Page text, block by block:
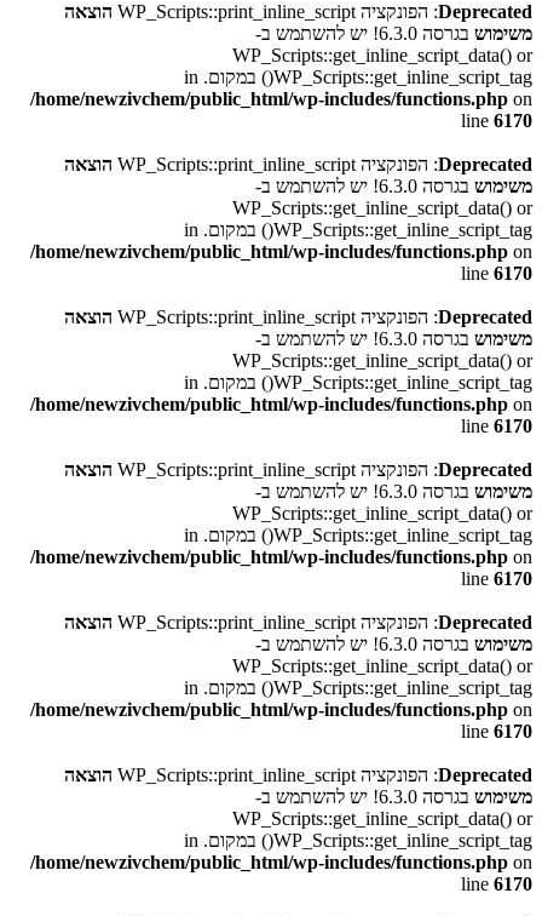
Deprecated: הפונקציה WP_Scripts::print_inline_script
הוצאה
משימוש
בגרסה 6.3.0! יש להשתמש ב-
WP_Scripts::get_inline_script_data() or
WP_Scripts::get_inline_script_tag() במקום. in
/home/newzivchem/public_html/wp-includes/functions.php on
line 6170
Deprecated: הפונקציה WP_Scripts::print_inline_script
הוצאה
משימוש
בגרסה 6.3.0! יש להשתמש ב-
WP_Scripts::get_inline_script_data() or
WP_Scripts::get_inline_script_tag() במקום. in
/home/newzivchem/public_html/wp-includes/functions.php on
line 6170
Deprecated: הפונקציה WP_Scripts::print_inline_script
הוצאה
משימוש
בגרסה 6.3.0! יש להשתמש ב-
WP_Scripts::get_inline_script_data() or
WP_Scripts::get_inline_script_tag() במקום. in
/home/newzivchem/public_html/wp-includes/functions.php on
line 6170
Deprecated: הפונקציה WP_Scripts::print_inline_script
הוצאה
משימוש
בגרסה 6.3.0! יש להשתמש ב-
WP_Scripts::get_inline_script_data() or
WP_Scripts::get_inline_script_tag() במקום. in
/home/newzivchem/public_html/wp-includes/functions.php on
line 6170
Deprecated: הפונקציה WP_Scripts::print_inline_script
הוצאה
משימוש
בגרסה 6.3.0! יש להשתמש ב-
WP_Scripts::get_inline_script_data() or
WP_Scripts::get_inline_script_tag() במקום. in
/home/newzivchem/public_html/wp-includes/functions.php on
line 6170
Deprecated: הפונקציה WP_Scripts::print_inline_script
הוצאה
משימוש
בגרסה 6.3.0! יש להשתמש ב-
WP_Scripts::get_inline_script_data() or
WP_Scripts::get_inline_script_tag() במקום. in
/home/newzivchem/public_html/wp-includes/functions.php on
line 6170